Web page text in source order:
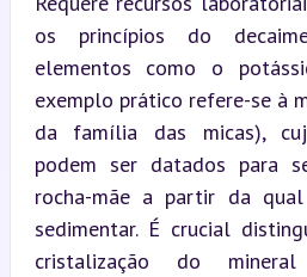
os princípios do
elementos como o
exemplo prático refere-se à
da família das micas),
podem ser datados para
rocha-mãe a partir da
sedimentar. É crucial
cristalização do